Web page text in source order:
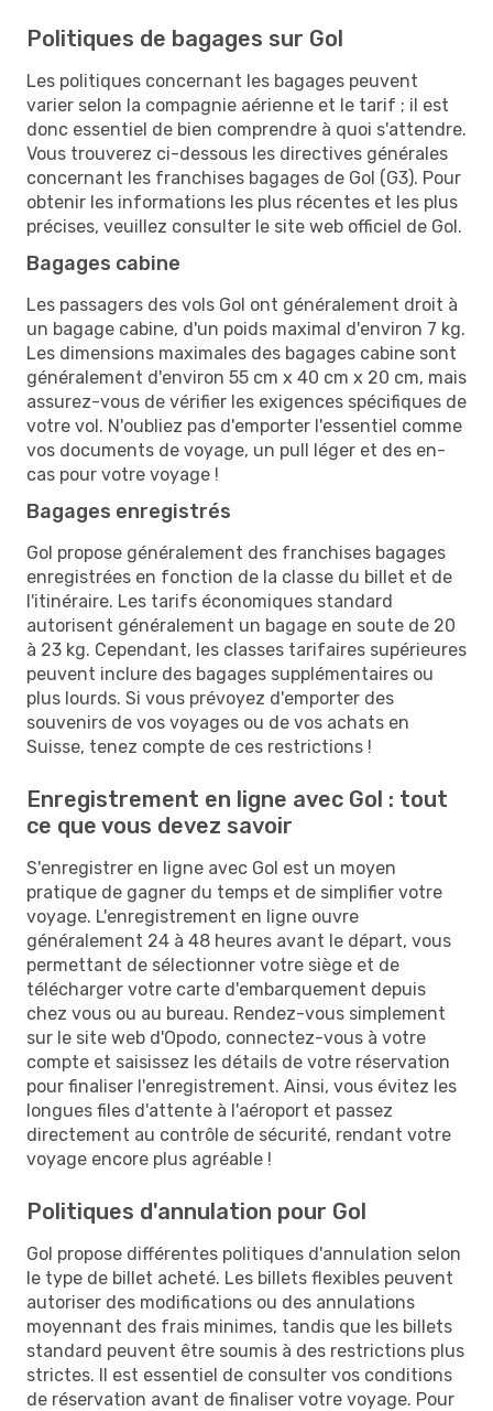
Politiques de bagages sur Gol
Les politiques concernant les bagages peuvent
varier selon la compagnie aérienne et le tarif ; il est
donc essentiel de bien comprendre à quoi s'attendre.
Vous trouverez ci-dessous les directives générales
concernant les franchises bagages de Gol (G3). Pour
obtenir les informations les plus récentes et les plus
précises, veuillez consulter le site web officiel de Gol.
Bagages cabine
Les passagers des vols Gol ont généralement droit à
un bagage cabine, d'un poids maximal d'environ 7 kg.
Les dimensions maximales des bagages cabine sont
généralement d'environ 55 cm x 40 cm x 20 cm, mais
assurez-vous de vérifier les exigences spécifiques de
votre vol. N'oubliez pas d'emporter l'essentiel comme
vos documents de voyage, un pull léger et des en-
cas pour votre voyage !
Bagages enregistrés
Gol propose généralement des franchises bagages
enregistrées en fonction de la classe du billet et de
l'itinéraire. Les tarifs économiques standard
autorisent généralement un bagage en soute de 20
à 23 kg. Cependant, les classes tarifaires supérieures
peuvent inclure des bagages supplémentaires ou
plus lourds. Si vous prévoyez d'emporter des
souvenirs de vos voyages ou de vos achats en
Suisse, tenez compte de ces restrictions !
Enregistrement en ligne avec Gol : tout
ce que vous devez savoir
S'enregistrer en ligne avec Gol est un moyen
pratique de gagner du temps et de simplifier votre
voyage. L'enregistrement en ligne ouvre
généralement 24 à 48 heures avant le départ, vous
permettant de sélectionner votre siège et de
télécharger votre carte d'embarquement depuis
chez vous ou au bureau. Rendez-vous simplement
sur le site web d'Opodo, connectez-vous à votre
compte et saisissez les détails de votre réservation
pour finaliser l'enregistrement. Ainsi, vous évitez les
longues files d'attente à l'aéroport et passez
directement au contrôle de sécurité, rendant votre
voyage encore plus agréable !
Politiques d'annulation pour Gol
Gol propose différentes politiques d'annulation selon
le type de billet acheté. Les billets flexibles peuvent
autoriser des modifications ou des annulations
moyennant des frais minimes, tandis que les billets
standard peuvent être soumis à des restrictions plus
strictes. Il est essentiel de consulter vos conditions
de réservation avant de finaliser votre voyage. Pour